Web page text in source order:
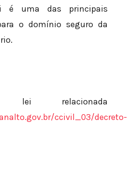
é uma das principais
o domínio seguro da
relacionada
ccivil_03/decreto-